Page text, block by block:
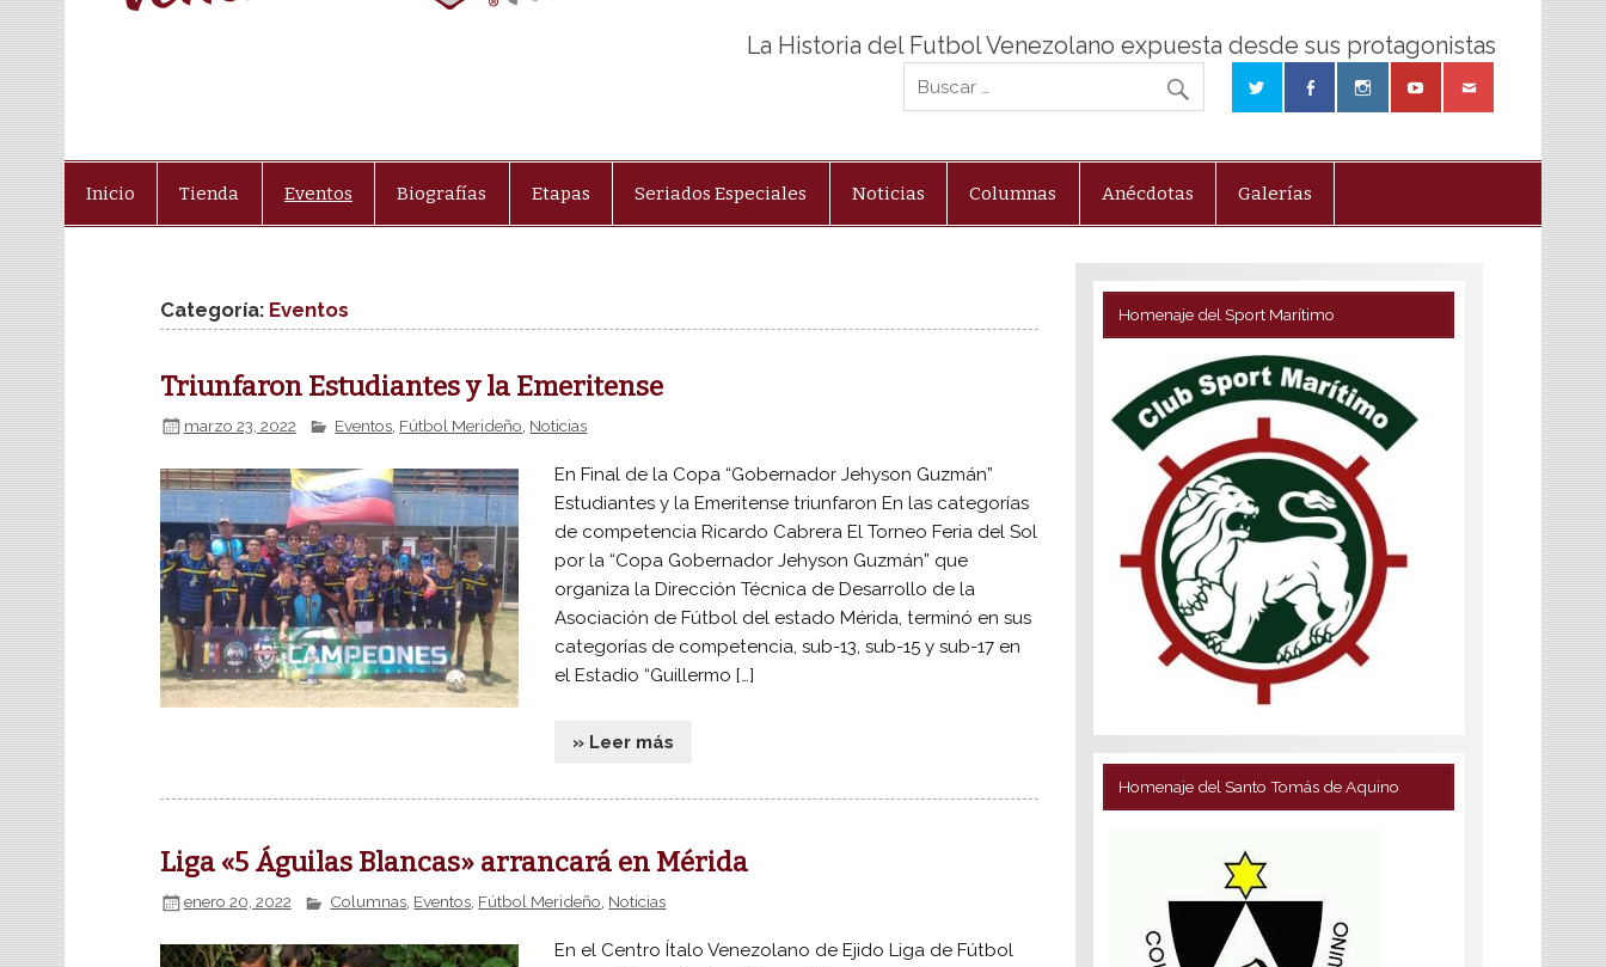
La Historia del Futbol Venezolano expuesta desde sus protagonistas
Inicio Tienda Eventos Biografías Etapas Seriados Especiales Noticias Columnas Anécdotas Galerías
Categoría: Eventos
Triunfaron Estudiantes y la Emeritense
marzo 23, 2022 Eventos Fútbol Merideño Noticias
En Final de la Copa “Gobernador Jehyson Guzmán”
Estudiantes y la Emeritense triunfaron En las categorías
de competencia Ricardo Cabrera El Torneo Feria del Sol
por la “Copa Gobernador Jehyson Guzmán” que
organiza la Dirección Técnica de Desarrollo de la
Asociación de Fútbol del estado Mérida, terminó en sus
categorías de competencia, sub-13, sub-15 y sub-17 en
el Estadio “Guillermo […]
» Leer más
Liga «5 Águilas Blancas» arrancará en Mérida
enero 20, 2022 Columnas, Eventos, Fútbol Merideño, Noticias
En el Centro Ítalo Venezolano de Ejido Liga de Fútbol
Homenaje del Sport Marítimo
Homenaje del Santo Tomás de Aquino